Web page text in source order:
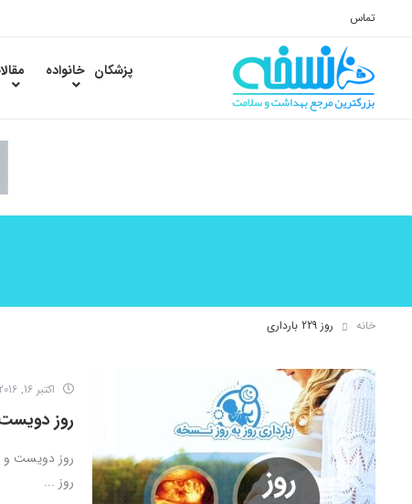
تماس
پزشکان خانواده
خانه روز 229 بارداری
اکتبر 16, 2016
روز
روز ...